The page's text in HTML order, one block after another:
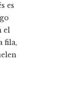
es
el
fila,